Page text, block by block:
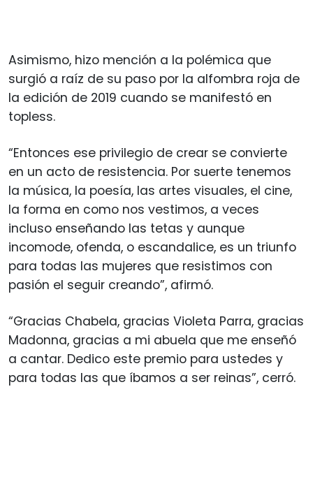
Asimismo, hizo mención a la polémica que
surgió a raíz de su paso por la alfombra roja de
la edición de 2019 cuando se manifestó en
topless.
“Entonces ese privilegio de crear se convierte
en un acto de resistencia. Por suerte tenemos
la música, la poesía, las artes visuales, el cine,
la forma en como nos vestimos, a veces
incluso enseñando las tetas y aunque
incomode, ofenda, o escandalice, es un triunfo
para todas las mujeres que resistimos con
pasión el seguir creando”, afirmó.
“Gracias Chabela, gracias Violeta Parra, gracias
Madonna, gracias a mi abuela que me enseñó
a cantar. Dedico este premio para ustedes y
para todas las que íbamos a ser reinas”, cerró.